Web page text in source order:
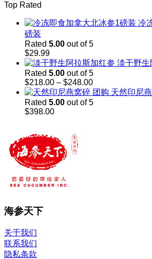
Top Rated
冷
磅装
Rated 5.00 out of 5
$29.99
淡干野生
Rated 5.00 out of 5
$218.00 – $248.00Price
range:
$218.00
天然印尼
Rated 5.00 out of 5
$398.00
海参天下
关于我们
联系我们
隐私条款